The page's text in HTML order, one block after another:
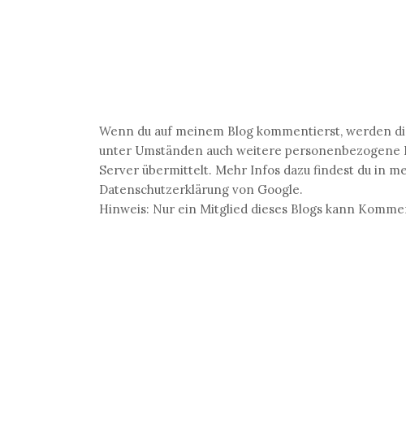
Wenn du auf meinem Blog kommentierst, werden
unter Umständen auch weitere personenbezogene
Server übermittelt. Mehr Infos dazu findest du in
Datenschutzerklärung von Google.
Hinweis: Nur ein Mitglied dieses Blogs kann